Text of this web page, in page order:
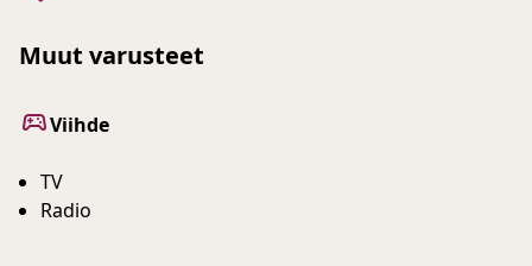
Muut varusteet
Viihde
TV
Radio